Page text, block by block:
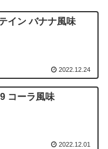
イン バナナ風味
2022.12.24
コーラ風味
2022.12.01